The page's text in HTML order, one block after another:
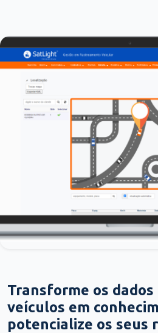
Transforme os dados
veículos em
potencialize os seus